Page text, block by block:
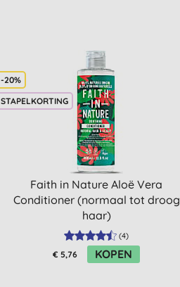
-20%
STAPELKORTING
Faith in Nature Aloë Vera
Conditioner (normaal tot droog
haar)
(4)
€ 5,76 KOPEN